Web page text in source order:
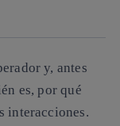
y, antes
es, por qué
interacciones.